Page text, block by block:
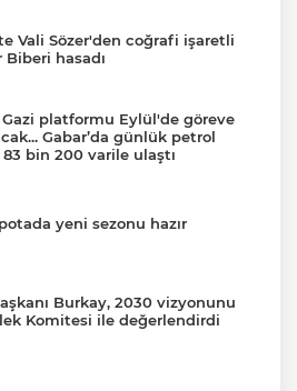
Vali Sözer'den coğrafi işaretli
Biberi hasadı
platformu Eylül'de göreve
Gabar’da günlük petrol
bin 200 varile ulaştı
yeni sezonu hazır
Burkay, 2030 vizyonunu
Komitesi ile değerlendirdi